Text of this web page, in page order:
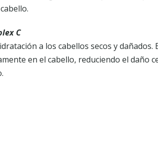
C
a los cabellos secos y
en el cabello, reduciendo el daño